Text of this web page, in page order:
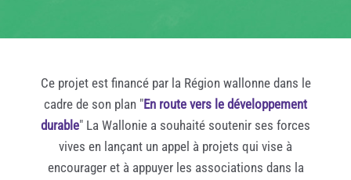
Ce projet est financé par la Région wallonne dans le
cadre de son plan "En route vers le développement
durable" La Wallonie a souhaité soutenir ses forces
vives en lançant un appel à projets qui vise à
encourager et à appuyer les associations dans la